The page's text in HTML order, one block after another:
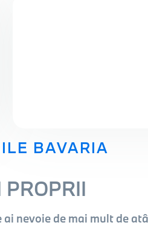
BAVARIA
PROPRII
nevoie de mai mult de